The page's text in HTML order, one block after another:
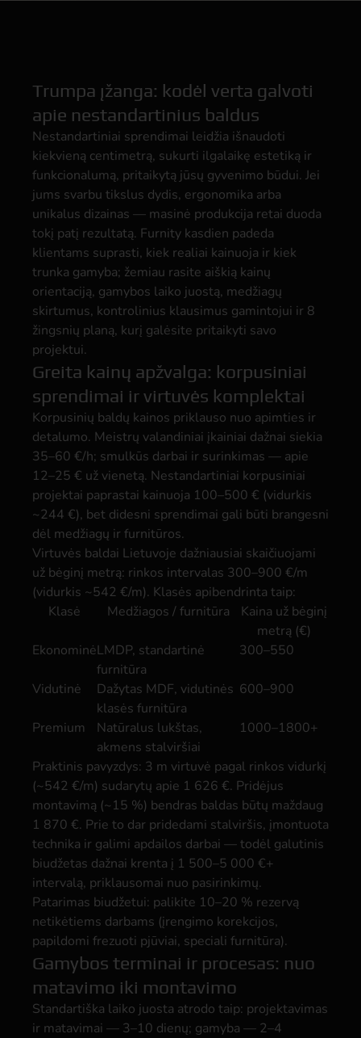
Trumpa įžanga: kodėl verta galvoti
apie nestandartinius baldus
Nestandartiniai sprendimai leidžia išnaudoti
kiekvieną centimetrą, sukurti ilgalaikę estetiką ir
funkcionalumą, pritaikytą jūsų gyvenimo būdui. Jei
jums svarbu tikslus dydis, ergonomika arba
unikalus dizainas — masinė produkcija retai duoda
tokį patį rezultatą. Furnity kasdien padeda
klientams suprasti, kiek realiai kainuoja ir kiek
trunka gamyba; žemiau rasite aiškią kainų
orientaciją, gamybos laiko juostą, medžiagų
skirtumus, kontrolinius klausimus gamintojui ir 8
žingsnių planą, kurį galėsite pritaikyti savo
projektui.
Greita kainų apžvalga: korpusiniai
sprendimai ir virtuvės komplektai
Korpusinių baldų kainos priklauso nuo apimties ir
detalumo. Meistrų valandiniai įkainiai dažnai siekia
35–60 €/h; smulkūs darbai ir surinkimas — apie
12–25 € už vienetą. Nestandartiniai korpusiniai
projektai paprastai kainuoja 100–500 € (vidurkis
~244 €), bet didesni sprendimai gali būti brangesni
dėl medžiagų ir furnitūros.
Virtuvės baldai Lietuvoje dažniausiai skaičiuojami
už bėginį metrą: rinkos intervalas 300–900 €/m
(vidurkis ~542 €/m). Klasės apibendrinta taip:
Klasė
Medžiagos / furnitūra
Kaina už bėginį
metrą (€)
EkonominėLMDP, standartinė
furnitūra
300–550
Vidutinė
Dažytas MDF, vidutinės
klasės furnitūra
600–900
Premium
Natūralus lukštas,
akmens stalviršiai
1000–1800+
Praktinis pavyzdys: 3 m virtuvė pagal rinkos vidurkį
(~542 €/m) sudarytų apie 1 626 €. Pridėjus
montavimą (~15 %) bendras baldas būtų maždaug
1 870 €. Prie to dar pridedami stalviršis, įmontuota
technika ir galimi apdailos darbai — todėl galutinis
biudžetas dažnai krenta į 1 500–5 000 €+
intervalą, priklausomai nuo pasirinkimų.
Patarimas biudžetui: palikite 10–20 % rezervą
netikėtiems darbams (įrengimo korekcijos,
papildomi frezuoti pjūviai, speciali furnitūra).
Gamybos terminai ir procesas: nuo
matavimo iki montavimo
Standartiška laiko juosta atrodo taip: projektavimas
ir matavimai — 3–10 dienų; gamyba — 2–4